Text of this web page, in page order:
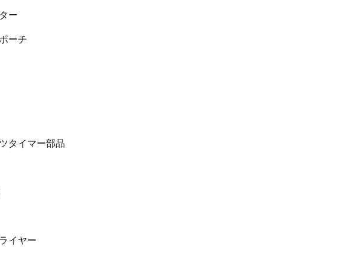
ー
ーチ
タイマー部品
イヤー